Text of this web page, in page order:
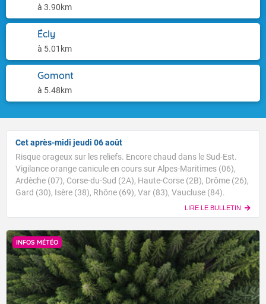
à 3.90km
Écly
à 5.01km
Gomont
à 5.48km
Cet après-midi jeudi 06 août
Risque orageux sur les reliefs. Encore chaud dans le Sud-Est.
Vigilance orange canicule en cours sur Alpes-Maritimes (06),
Ardèche (07), Corse-du-Sud (2A), Haute-Corse (2B), Drôme (26),
Gard (30), Isère (38), Rhône (69), Var (83), Vaucluse (84).
LIRE LE BULLETIN
INFOS MÉTÉO